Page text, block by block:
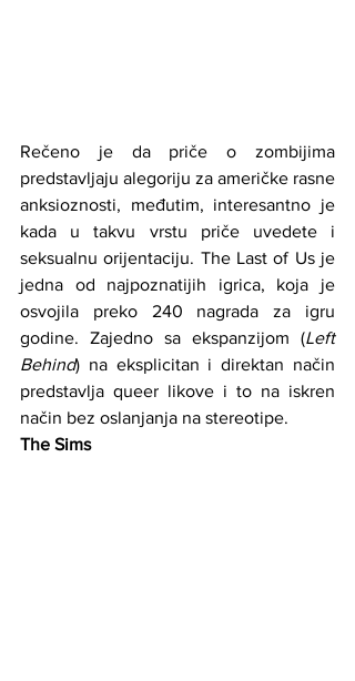
Rečeno je da priče o zombijima
predstavljaju alegoriju za američke rasne
anksioznosti, međutim, interesantno je
kada u takvu vrstu priče uvedete i
seksualnu orijentaciju. The Last of Us je
jedna od najpoznatijih igrica, koja je
osvojila preko 240 nagrada za igru
godine. Zajedno sa ekspanzijom (Left
Behind) na eksplicitan i direktan način
predstavlja queer likove i to na iskren
način bez oslanjanja na stereotipe.
The Sims